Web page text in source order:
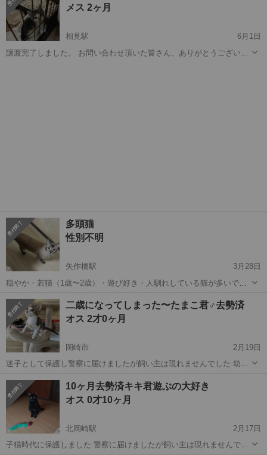
メス 2ヶ月
相見駅
6月1日
譲渡完了しました。 お問い合わせ頂いた皆さん、ありがとうございま
多頭猫
性別不明
矢作橋駅
3月28日
穏やか・若猫（1歳〜2歳）・遊び好き・人馴れしている猫が多いで
ます。 不妊・ウイルス検査・駆虫・3種混合ワクチン他獣医師の判断
に応じて追加医療。 市内にて多...
愛知 岡崎市 矢作橋駅 猫 健康状態
二歳になってしまった〜たまこ君♂去勢済
オス 2才0ヶ月
岡崎市
2月19日
迷子として保護し警察に届けましたが飼い主は現れませんでした 幼き
なりました 幼いたまこから二歳のたまこに写真差し替えました たまこ
が暮らしているいるお家...
愛知 岡崎市 猫 去勢手術
10ヶ月去勢済キキ君遊ぶの大好き
オス 0才10ヶ月
北岡崎駅
2月17日
子猫時代に保護しました 警察に届けましたが飼い主は現れませんでし